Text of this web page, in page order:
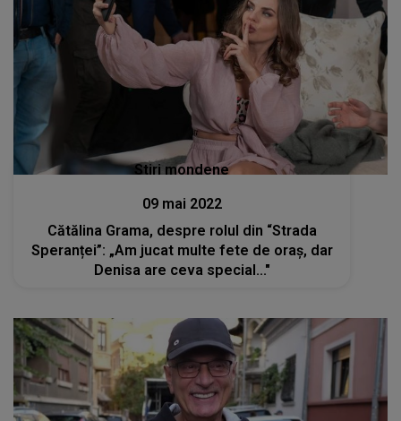
Stiri mondene
09 mai 2022
Cătălina Grama, despre rolul din “Strada
Speranței”: „Am jucat multe fete de oraș, dar
Denisa are ceva special..."